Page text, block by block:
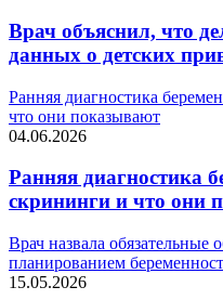
Врач объяснил, что
данных о детских
Ранняя диагностика
что они показывают
04.06.2026
Ранняя диагностика
скрининги и что они
Врач назвала обязательные
планированием
15.05.2026